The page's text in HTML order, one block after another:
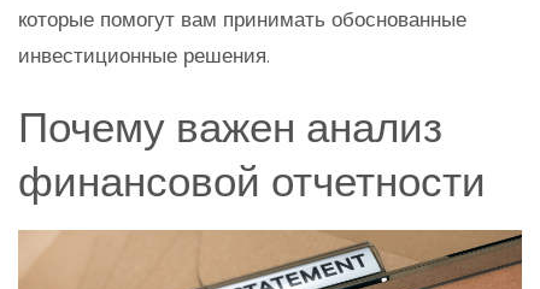
которые помогут вам принимать обоснованные
инвестиционные решения.
Почему важен анализ
финансовой отчетности